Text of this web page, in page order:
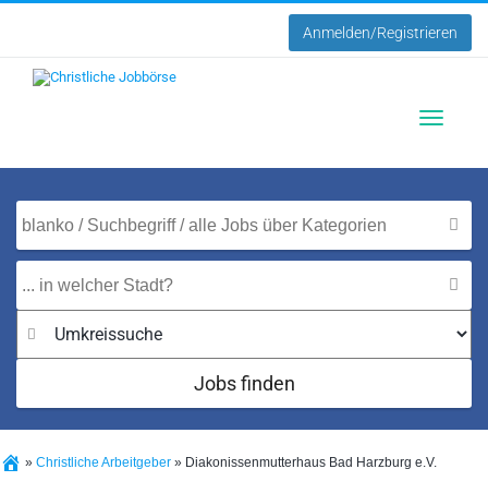
Anmelden/Registrieren
Jobs finden
» Christliche Arbeitgeber » Diakonissenmutterhaus Bad Harzburg e.V.